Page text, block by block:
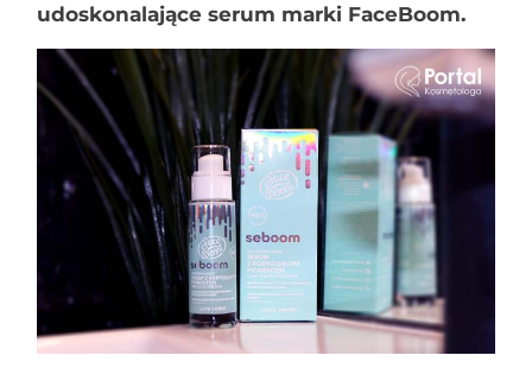
udoskonalające serum marki FaceBoom.